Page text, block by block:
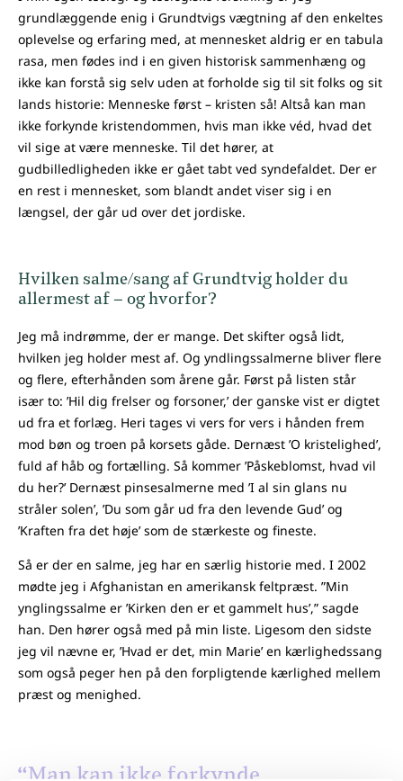
grundlæggende enig i Grundtvigs vægtning af den enkeltes
oplevelse og erfaring med, at mennesket aldrig er en tabula
rasa, men fødes ind i en given historisk sammenhæng og
ikke kan forstå sig selv uden at forholde sig til sit folks og sit
lands historie: Menneske først – kristen så! Altså kan man
ikke forkynde kristendommen, hvis man ikke véd, hvad det
vil sige at være menneske. Til det hører, at
gudbilledligheden ikke er gået tabt ved syndefaldet. Der er
en rest i mennesket, som blandt andet viser sig i en
længsel, der går ud over det jordiske.
Hvilken salme/sang af Grundtvig holder du
allermest af – og hvorfor?
Jeg må indrømme, der er mange. Det skifter også lidt,
hvilken jeg holder mest af. Og yndlingssalmerne bliver flere
og flere, efterhånden som årene går. Først på listen står
især to: ’Hil dig frelser og forsoner,’ der ganske vist er digtet
ud fra et forlæg. Heri tages vi vers for vers i hånden frem
mod bøn og troen på korsets gåde. Dernæst ’O kristelighed’,
fuld af håb og fortælling. Så kommer ’Påskeblomst, hvad vil
du her?’ Dernæst pinsesalmerne med ’I al sin glans nu
stråler solen’, ’Du som går ud fra den levende Gud’ og
’Kraften fra det høje’ som de stærkeste og fineste.
Så er der en salme, jeg har en særlig historie med. I 2002
mødte jeg i Afghanistan en amerikansk feltpræst. ”Min
ynglingssalme er ’Kirken den er et gammelt hus’,” sagde
han. Den hører også med på min liste. Ligesom den sidste
jeg vil nævne er, ’Hvad er det, min Marie’ en kærlighedssang
som også peger hen på den forpligtende kærlighed mellem
præst og menighed.
“Man kan ikke forkynde